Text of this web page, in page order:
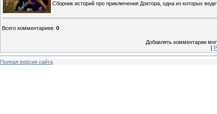
Сборник историй про приключения Доктора, одна из которых
Всего комментариев: 0
Добавлять комментарии
[
Полная версия сайта